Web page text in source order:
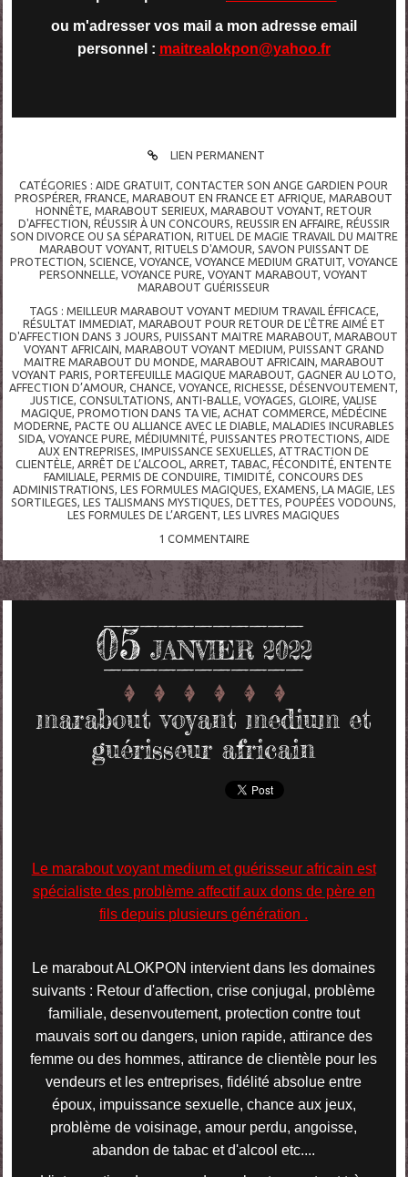
ou m'adresser vos mail a mon adresse email
personnel : maitrealokpon@yahoo.fr
LIEN PERMANENT
CATÉGORIES : AIDE GRATUIT ,CONTACTER SON ANGE GARDIEN POUR
PROSPÉRER ,FRANCE ,MARABOUT EN FRANCE ET AFRIQUE ,MARABOUT
HONNÊTE ,MARABOUT SERIEUX ,MARABOUT VOYANT ,RETOUR
D'AFFECTION RÉUSSIR À UN CONCOURS REUSSIR EN AFFAIRE RÉUSSIR
SON DIVORCE OU SA SÉPARATION RITUEL DE MAGIE TRAVAIL DU MAITRE
MARABOUT VOYANT, RITUELS D'AMOUR SAVON PUISSANT DE
PROTECTION SCIENCE VOYANCE VOYANCE MEDIUM GRATUIT, VOYANCE
PERSONNELLE ,VOYANCE PURE ,VOYANT MARABOUT ,VOYANT
MARABOUT GUÉRISSEUR
TAGS : MEILLEUR MARABOUT VOYANT MEDIUM TRAVAIL ÉFFICACE,
RÉSULTAT IMMEDIAT, MARABOUT POUR RETOUR DE L'ÊTRE AIMÉ ET
D'AFFECTION DANS 3 JOURS,PUISSANT MAITRE MARABOUT,MARABOUT
VOYANT AFRICAIN, MARABOUT VOYANT MEDIUM, PUISSANT GRAND
MAITRE MARABOUT DU MONDE, MARABOUT AFRICAIN, MARABOUT
VOYANT PARIS, PORTEFEUILLE MAGIQUE MARABOUT, GAGNER AU LOTO,
AFFECTION D’AMOUR,CHANCE,VOYANCE,RICHESSE,DÉSENVOUTEMENT,
JUSTICE,CONSULTATIONS,ANTI-BALLE,VOYAGES,GLOIRE,VALISE
MAGIQUE, PROMOTION DANS TA VIE, ACHAT COMMERCE, MÉDÉCINE
MODERNE, PACTE OU ALLIANCE AVEC LE DIABLE, MALADIES INCURABLES
SIDA, VOYANCE PURE, MÉDIUMNITÉ, PUISSANTES PROTECTIONS, AIDE
AUX ENTREPRISES,IMPUISSANCE SEXUELLES,ATTRACTION DE
CLIENTÈLE,ARRÊT DE L’ALCOOL,ARRET, TABAC,FÉCONDITÉ,ENTENTE
FAMILIALE,PERMIS DE CONDUIRE, TIMIDITÉ,CONCOURS DES
ADMINISTRATIONS, LES FORMULES MAGIQUES, EXAMENS, LA MAGIE, LES
SORTILEGES,LES TALISMANS MYSTIQUES,DETTES,POUPÉES VODOUNS,
LES FORMULES DE L’ARGENT,LES LIVRES MAGIQUES
1 COMMENTAIRE
05 JANVIER 2022
marabout voyant medium et
guérisseur africain
Le marabout voyant medium et guérisseur africain est
spécialiste des problème affectif aux dons de père en
fils depuis plusieurs génération .
Le marabout ALOKPON intervient dans les domaines
suivants : Retour d'affection, crise conjugal, problème
familiale, desenvoutement, protection contre tout
mauvais sort ou dangers, union rapide, attirance des
femme ou des hommes, attirance de clientèle pour les
vendeurs et les entreprises, fidélité absolue entre
époux, impuissance sexuelle, chance aux jeux,
problème de voisinage, amour perdu, angoisse,
abandon de tabac et d'alcool etc....